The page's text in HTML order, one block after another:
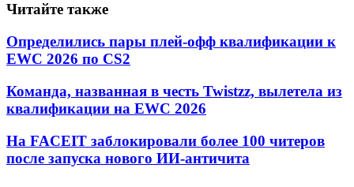
Читайте также
Определились пары плей-офф квалификации к
EWC 2026 по CS2
Команда, названная в честь Twistzz, вылетела из
квалификации на EWC 2026
На FACEIT заблокировали более 100 читеров
после запуска нового ИИ-античита